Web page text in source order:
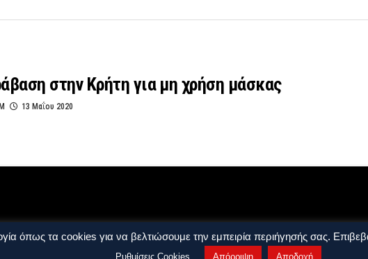
στην Κρήτη για μη χρήση μάσκας
13 Μαΐου 2020
All rights reserved. byj. bitsakakis
όπως τα cookies για να βελτιώσουμε την εμπειρία περιήγησής σας.
Ρυθμίσεις Cookies Απόρριψη Αποδοχή